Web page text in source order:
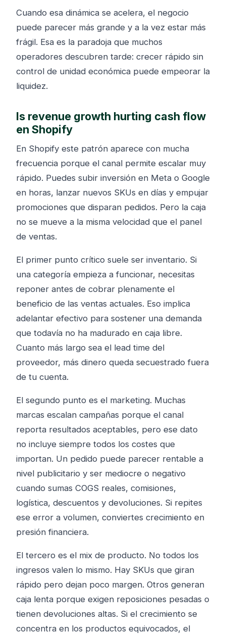
Cuando esa dinámica se acelera, el negocio
puede parecer más grande y a la vez estar más
frágil. Esa es la paradoja que muchos
operadores descubren tarde: crecer rápido sin
control de unidad económica puede empeorar la
liquidez.
Is revenue growth hurting cash flow
en Shopify
En Shopify este patrón aparece con mucha
frecuencia porque el canal permite escalar muy
rápido. Puedes subir inversión en Meta o Google
en horas, lanzar nuevos SKUs en días y empujar
promociones que disparan pedidos. Pero la caja
no se mueve a la misma velocidad que el panel
de ventas.
El primer punto crítico suele ser inventario. Si
una categoría empieza a funcionar, necesitas
reponer antes de cobrar plenamente el
beneficio de las ventas actuales. Eso implica
adelantar efectivo para sostener una demanda
que todavía no ha madurado en caja libre.
Cuanto más largo sea el lead time del
proveedor, más dinero queda secuestrado fuera
de tu cuenta.
El segundo punto es el marketing. Muchas
marcas escalan campañas porque el canal
reporta resultados aceptables, pero ese dato
no incluye siempre todos los costes que
importan. Un pedido puede parecer rentable a
nivel publicitario y ser mediocre o negativo
cuando sumas COGS reales, comisiones,
logística, descuentos y devoluciones. Si repites
ese error a volumen, conviertes crecimiento en
presión financiera.
El tercero es el mix de producto. No todos los
ingresos valen lo mismo. Hay SKUs que giran
rápido pero dejan poco margen. Otros generan
caja lenta porque exigen reposiciones pesadas o
tienen devoluciones altas. Si el crecimiento se
concentra en los productos equivocados, el